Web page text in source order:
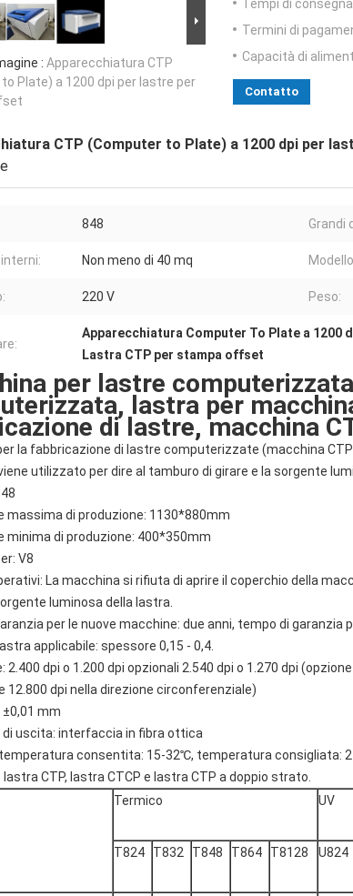
: Apparecchiatura CTP
Plate) a 1200 dpi per lastre per
Tempi di
Termini di
Capacità di
Contatto
CTP (Computer to Plate) a 1200 dpi per
848 Grandi
Non meno di 40 mq
220 V Peso:
Apparecchiatura Computer To Plate a 1200
Lastra CTP per stampa offset
per lastre
lastra per
di lastre, macchina
la fabbricazione di lastre computerizzate (macchina
viene utilizzato per dire al tamburo di girare e la sorgente
massima di produzione: 1130*880mm
minima di produzione: 400*350mm
V8
La macchina si rifiuta di aprire il coperchio della
luminosa della lastra.
per le nuove macchine: due anni, tempo di garanzia
applicabile: spessore 0,15 - 0,4.
2.400 dpi o 1.200 dpi opzionali 2.540 dpi o 1.270 dpi
12.800 dpi nella direzione circonferenziale)
mm
di uscita: interfaccia in fibra ottica
consentita: 15-32℃, temperatura consigliata:
lastra CTP, lastra CTCP e lastra CTP a doppio strato.
Termico UV
T824 T832 T848 T864 T8128 U824